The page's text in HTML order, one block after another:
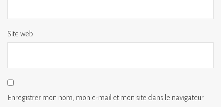
Site web
Enregistrer mon nom, mon e-mail et mon site dans le navigateur